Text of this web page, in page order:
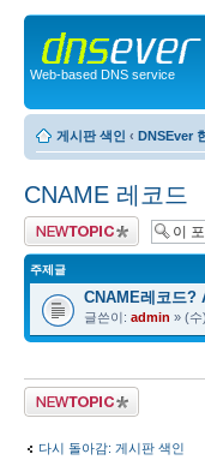
Web-based DNS service
게시판 색인 ‹ DNSEver
CNAME 레코드
새 주제글 올리기
주제글
CNAME레코드?
글쓴이: admin » (수
새 주제글 올리기
다시 돌아감: 게시판 색인